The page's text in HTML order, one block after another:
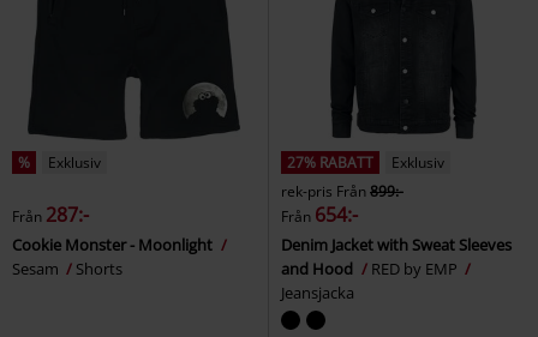
% Exklusiv
Från 287:-
Cookie Monster - Moonlight
Sesam
Shorts
27% RABATT
Exklusiv
rek-pris Från899:-
Från 654:-
Denim Jacket with Sweat Sleeves
and Hood
RED by EMP
Jeansjacka